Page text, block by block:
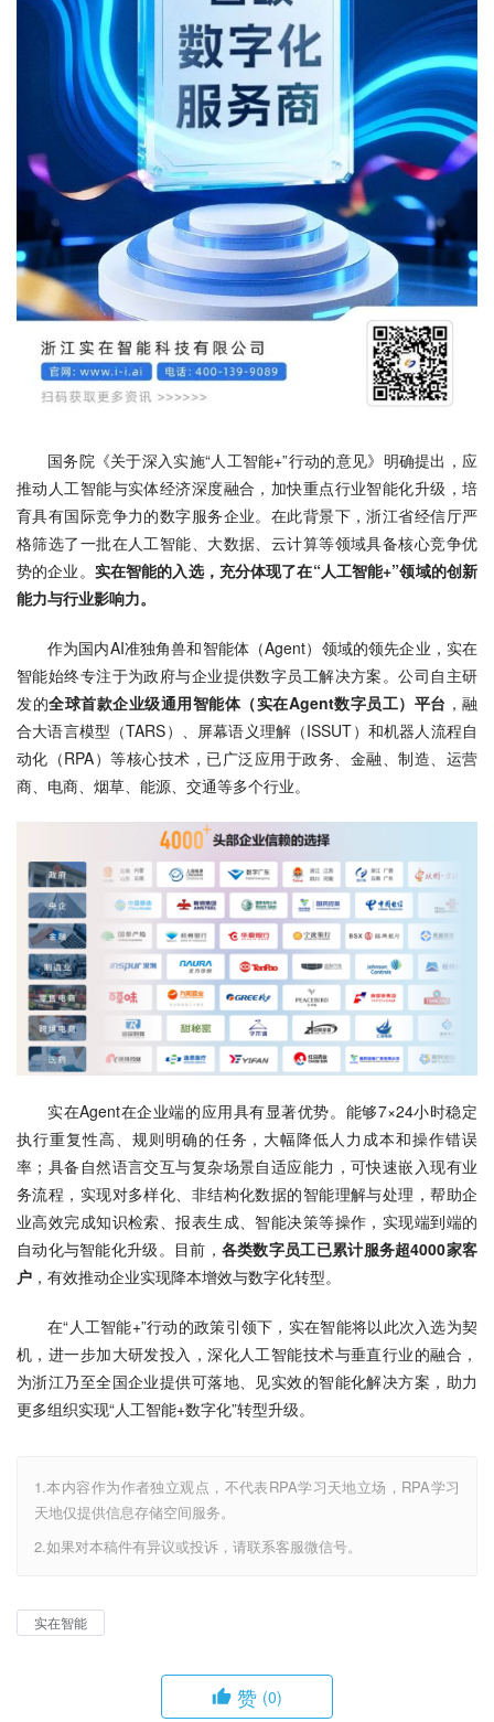
国务院《关于深入实施“人工智能+”行动的意见》明确提出，应
推动人工智能与实体经济深度融合，加快重点行业智能化升级，培
育具有国际竞争力的数字服务企业。在此背景下，浙江省经信厅严
格筛选了一批在人工智能、大数据、云计算等领域具备核心竞争优
势的企业。 实在智能的入选，充分体现了在“人工智能+”领域的创新
能力与行业影响力。
作为国内AI准独角兽和智能体（Agent）领域的领先企业，实在
智能始终专注于为政府与企业提供数字员工解决方案。公司自主研
发的全球首款企业级通用智能体（实在Agent数字员工）平台 ，融
合大语言模型（TARS）、屏幕语义理解（ISSUT）和机器人流程自
动化（RPA）等核心技术，已广泛应用于政务、金融、制造、运营
商、电商、烟草、能源、交通等多个行业。
实在Agent在企业端的应用具有显著优势。能够7×24小时稳定
执行重复性高、规则明确的任务，大幅降低人力成本和操作错误
率；具备自然语言交互与复杂场景自适应能力，可快速嵌入现有业
务流程，实现对多样化、非结构化数据的智能理解与处理，帮助企
业高效完成知识检索、报表生成、智能决策等操作，实现端到端的
自动化与智能化升级。目前， 各类数字员工已累计服务超4000家客
户 ，有效推动企业实现降本增效与数字化转型。
在“人工智能+”行动的政策引领下，实在智能将以此次入选为契
机，进一步加大研发投入，深化人工智能技术与垂直行业的融合，
为浙江乃至全国企业提供可落地、见实效的智能化解决方案，助力
更多组织实现“人工智能+数字化”转型升级。
1.本内容作为作者独立观点，不代表RPA学习天地立场，RPA学习
天地仅提供信息存储空间服务。
2.如果对本稿件有异议或投诉，请联系客服微信号。
实在智能
赞 (0)